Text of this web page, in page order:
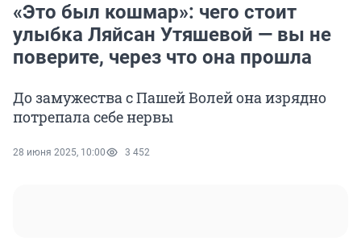
«Это был кошмар»: чего стоит
улыбка Ляйсан Утяшевой — вы не
поверите, через что она прошла
До замужества с Пашей Волей она изрядно
потрепала себе нервы
28 июня 2025, 10:00 3 452